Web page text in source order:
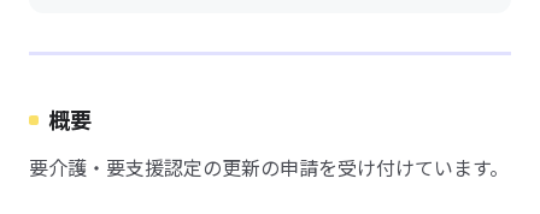
概要
要介護・要支援認定の更新の申請を受け付けています。